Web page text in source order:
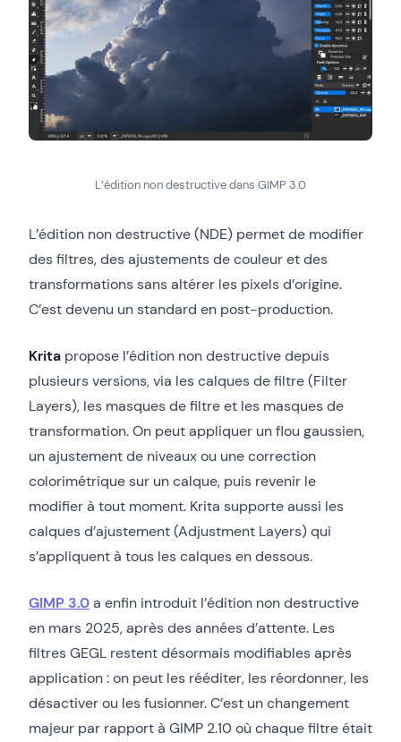
L’édition non destructive dans GIMP 3.0
L’édition non destructive (NDE) permet de modifier
des filtres, des ajustements de couleur et des
transformations sans altérer les pixels d’origine.
C’est devenu un standard en post-production.
Krita propose l’édition non destructive depuis
plusieurs versions, via les calques de filtre (Filter
Layers), les masques de filtre et les masques de
transformation. On peut appliquer un flou gaussien,
un ajustement de niveaux ou une correction
colorimétrique sur un calque, puis revenir le
modifier à tout moment. Krita supporte aussi les
calques d’ajustement (Adjustment Layers) qui
s’appliquent à tous les calques en dessous.
GIMP 3.0a enfin introduit l’édition non destructive
en mars 2025, après des années d’attente. Les
filtres GEGL restent désormais modifiables après
application : on peut les rééditer, les réordonner, les
désactiver ou les fusionner. C’est un changement
majeur par rapport à GIMP 2.10 où chaque filtre était